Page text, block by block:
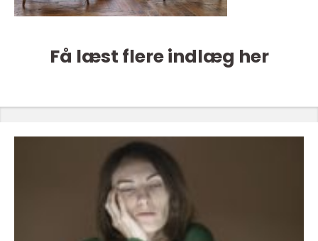
Få læst flere indlæg her